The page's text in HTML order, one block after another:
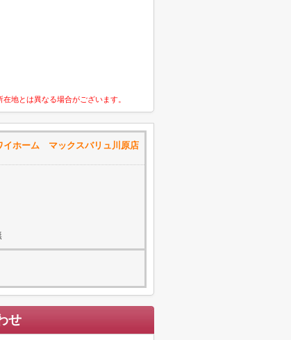
地とは異なる場合がございます。
イホーム マックスバリュ川原店
せ